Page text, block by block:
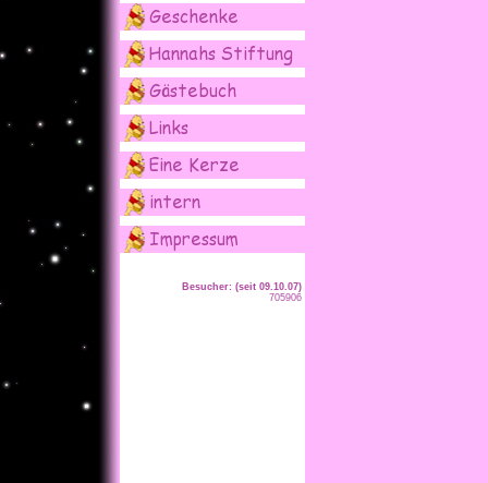
Besucher: (seit 09.10.07)
705906